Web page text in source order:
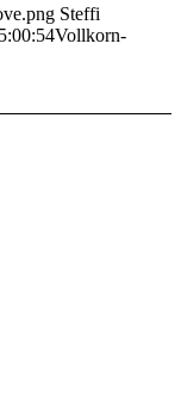
Steffi
Vollkorn-